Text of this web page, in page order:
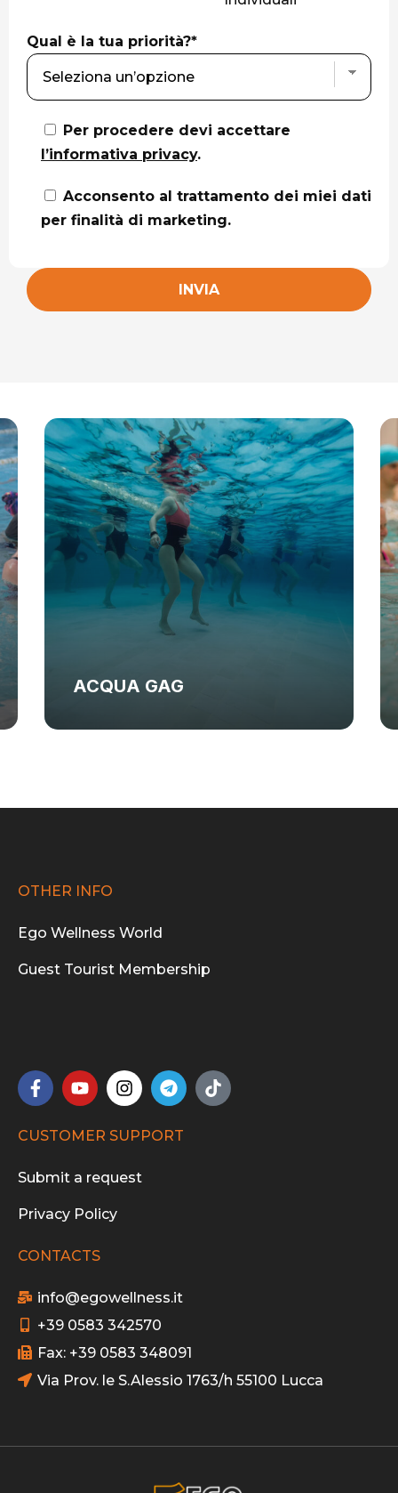
Qual è la tua priorità?*
Per procedere devi accettare
l’informativa privacy.
Acconsento al trattamento dei miei dati
per finalità di marketing.
ACQUA GAG
OTHER INFO
Ego Wellness World
Guest Tourist Membership
CUSTOMER SUPPORT
Submit a request
Privacy Policy
CONTACTS
info@egowellness.it
+39 0583 342570
Fax: +39 0583 348091
Via Prov. le S.Alessio 1763/h 55100 Lucca